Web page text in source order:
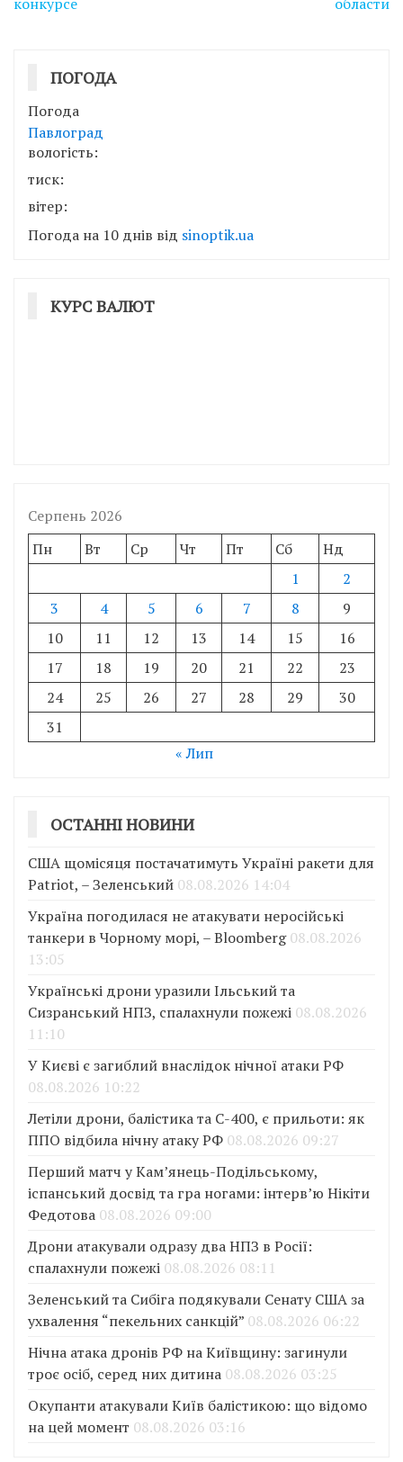
ПОГОДА
Погода
Павлоград
вологість:
тиск:
вітер:
Погода на 10 днів від sinoptik.ua
КУРС ВАЛЮТ
Серпень 2026
Пн
Вт Ср Чт Пт Сб
Нд
1
2
3
4 5 6 7 8
9
10
11 12 13 14 15
16
17
18 19 20 21 22
23
24
25 26 27 28 29
30
31
« Лип
ОСТАННІ НОВИНИ
США щомісяця постачатимуть Україні ракети для
Patriot, – Зеленський 08.08.2026 14:04
Україна погодилася не атакувати неросійські
танкери в Чорному морі, – Bloomberg 08.08.2026
13:05
Українські дрони уразили Ільський та
Сизранський НПЗ, спалахнули пожежі 08.08.2026
11:10
У Києві є загиблий внаслідок нічної атаки РФ
08.08.2026 10:22
Летіли дрони, балістика та С-400, є прильоти: як
ППО відбила нічну атаку РФ 08.08.2026 09:27
Перший матч у Кам’янець-Подільському,
іспанський досвід та гра ногами: інтерв’ю Нікіти
Федотова 08.08.2026 09:00
Дрони атакували одразу два НПЗ в Росії:
спалахнули пожежі 08.08.2026 08:11
Зеленський та Сибіга подякували Сенату США за
ухвалення “пекельних санкцій” 08.08.2026 06:22
Нічна атака дронів РФ на Київщину: загинули
троє осіб, серед них дитина 08.08.2026 03:25
Окупанти атакували Київ балістикою: що відомо
на цей момент 08.08.2026 03:16